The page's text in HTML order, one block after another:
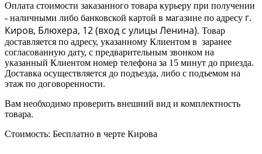
Оплата стоимости заказанного товара курьеру при получении
- наличными либо банковской картой в магазине по адресу г.
Киров, Блюхера, 12 (вход с улицы Ленина). Товар
доставляется по адресу, указанному Клиентом в заранее
согласованную дату, с предварительным звонком на
указанный Клиентом номер телефона за 15 минут до приезда.
Доставка осуществляется до подъезда, либо с подъемом на
этаж по договоренности.
Вам необходимо проверить внешний вид и комплектность
товара.
Стоимость: Бесплатно в черте Кирова